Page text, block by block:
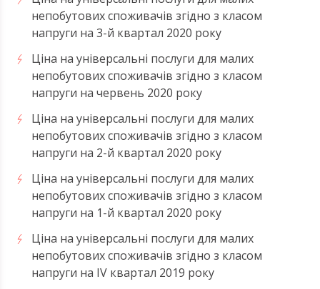
непобутових споживачів згідно з класом
напруги на 3-й квартал 2020 року
Ціна на універсальні послуги для малих
непобутових споживачів згідно з класом
напруги на червень 2020 року
Ціна на універсальні послуги для малих
непобутових споживачів згідно з класом
напруги на 2-й квартал 2020 року
Ціна на універсальні послуги для малих
непобутових споживачів згідно з класом
напруги на 1-й квартал 2020 року
Ціна на універсальні послуги для малих
непобутових споживачів згідно з класом
напруги на ІV квартал 2019 року